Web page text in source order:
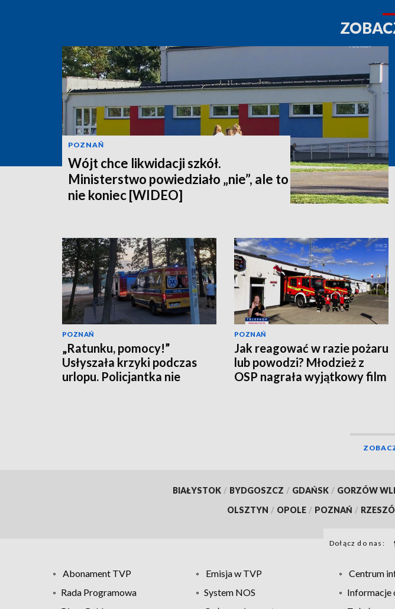
POZNAŃ
Wójt chce likwidacji szkół.
Ministerstwo powiedziało „nie”, ale to
nie koniec [WIDEO]
POZNAŃ
„Ratunku, pomocy!”
Usłyszała krzyki podczas
urlopu. Policjantka nie
POZNAŃ
Jak reagować w razie pożaru
lub powodzi? Młodzież z
OSP nagrała wyjątkowy film
BIAŁYSTOK / BYDGOSZCZ / GDAŃSK / GORZÓW
OLSZTYN / OPOLE / POZNAŃ /
Dołącz do nas:
Abonament TVP Emisja w TVP Centrum
Rada Programowa
System NOS Informacje